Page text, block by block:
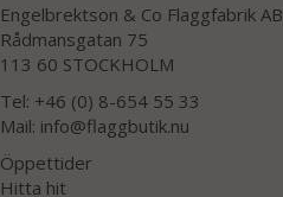
Engelbrektson & Co Flaggfabrik AB
Rådmansgatan 75
113 60 STOCKHOLM
Tel: +46 (0) 8-654 55 33
Mail: info@flaggbutik.nu
Öppettider
Hitta hit